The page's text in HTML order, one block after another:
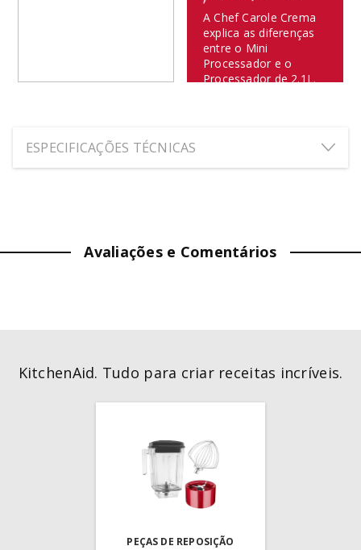
A Chef Carole Crema
explica as diferenças
entre o Mini
Processador e o
Processador de 2.1L.
ESPECIFICAÇÕES TÉCNICAS
PROFUNDIDADE: 19.1 cm
COR: Empire Red
12
Avaliações e Comentários
KitchenAid. Tudo para criar receitas incríveis.
PEÇAS DE REPOSIÇÃO